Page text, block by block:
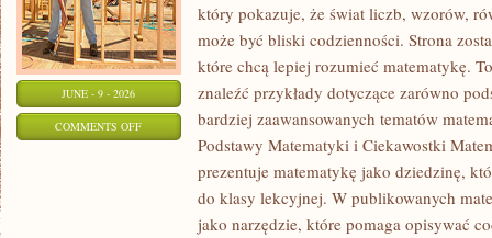
JUNE - 9 - 2026
COMMENTS OFFON
MATEMATYKA
który pokazuje, że świat liczb, wzorów,
może być bliski codzienności. Strona
które chcą lepiej rozumieć matematykę.
znaleźć przykłady dotyczące zarówno
bardziej zaawansowanych tematów
Podstawy Matematyki i Ciekawostki
prezentuje matematykę jako dziedzinę,
do klasy lekcyjnej. W publikowanych
jako narzędzie, które pomaga opisywać